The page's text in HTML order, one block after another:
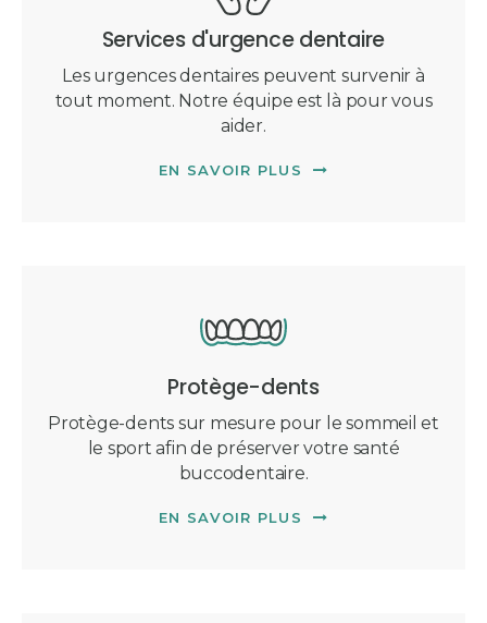
Services d'urgence dentaire
Les urgences dentaires peuvent survenir à
tout moment. Notre équipe est là pour vous
aider.
EN SAVOIR PLUS
Protège-dents
Protège-dents sur mesure pour le sommeil et
le sport afin de préserver votre santé
buccodentaire.
EN SAVOIR PLUS